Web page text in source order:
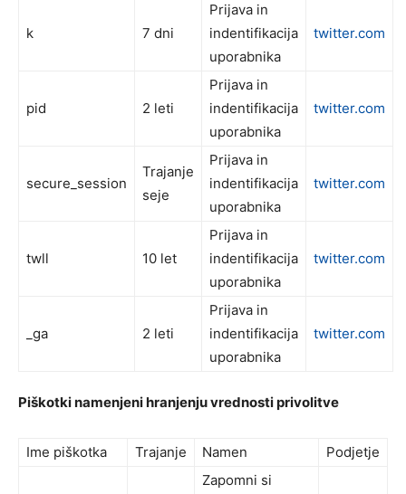
k 7 dni
Prijava in
indentifikacija
uporabnika
twitter.com
pid 2 leti
Prijava in
indentifikacija
uporabnika
twitter.com
secure_session
Trajanje
seje
Prijava in
indentifikacija
uporabnika
twitter.com
twll 10 let
Prijava in
indentifikacija
uporabnika
twitter.com
_ga 2 leti
Prijava in
indentifikacija
uporabnika
twitter.com
Piškotki namenjeni hranjenju vrednosti privolitve
Ime piškotka Trajanje Namen Podjetje
Zapomni si